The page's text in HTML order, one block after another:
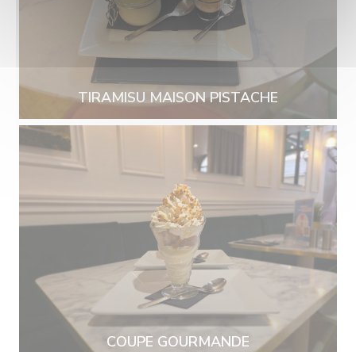
TIRAMISU MAISON PISTACHE
COUPE GOURMANDE